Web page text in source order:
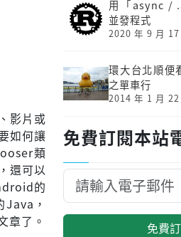
影片或
如何讓
類
還可以
的
，
章了。
用「async /
並發程式
2020 年 9 月 17
環大台北順便
之單車行
2014 年 1 月 22
免費訂閱本站
免費